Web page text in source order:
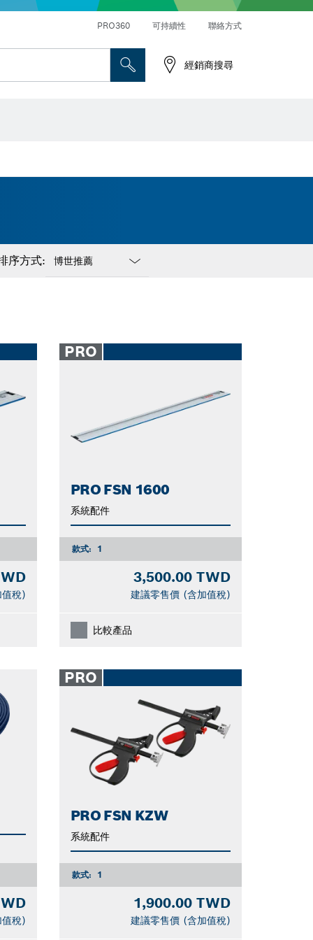
PRO360 可持續性 聯絡方式
經銷商搜尋
序方式:
稅)
PRO
PRO FSN 1600
系統配件
款式: 1
3,500.00 TWD
建議零售價 (含加值稅)
比較產品
稅)
PRO
PRO FSN KZW
系統配件
款式: 1
1,900.00 TWD
建議零售價 (含加值稅)